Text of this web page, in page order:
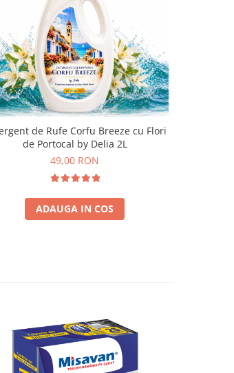
de Rufe Corfu Breeze cu Flori
de Portocal by Delia 2L
49,00 RON
ADAUGA IN COS